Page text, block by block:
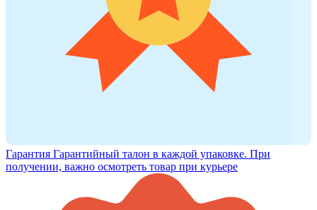
Гарантия Гарантийный талон в каждой упаковке. При
получении, важно осмотреть товар при курьере